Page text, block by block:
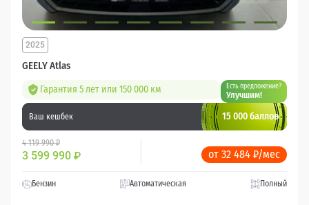
GEELY Atlas
2025
Гарантия 5 лет или 150 000 км Есть предложение?
Улучшим!
Ваш кешбек 15 000 баллов
4 119 990 ₽
3 599 990 ₽ от 32 484 ₽/мес
Бензин Автоматическая Полный